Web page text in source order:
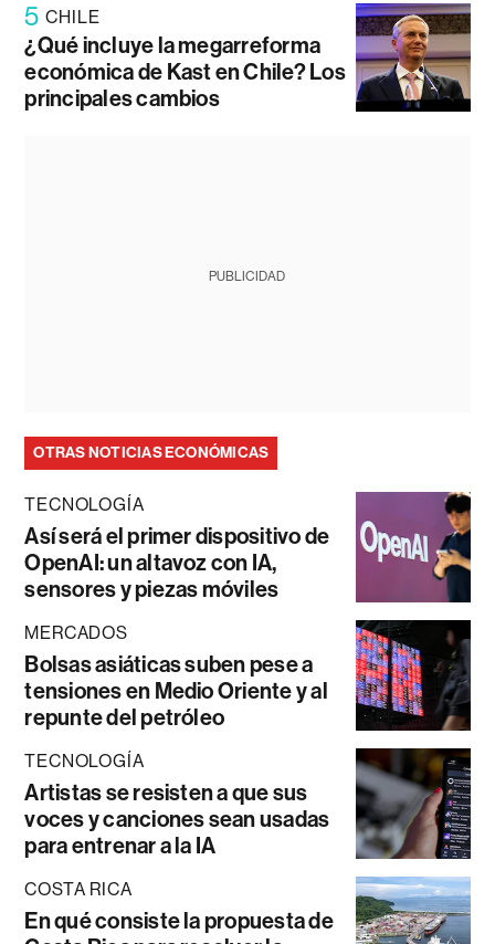
5 CHILE
¿Qué incluye la megarreforma
económica de Kast en Chile? Los
principales cambios
PUBLICIDAD
OTRAS NOTICIAS ECONÓMICAS
TECNOLOGÍA
Así será el primer dispositivo de
OpenAI: un altavoz con IA,
sensores y piezas móviles
MERCADOS
Bolsas asiáticas suben pese a
tensiones en Medio Oriente y al
repunte del petróleo
TECNOLOGÍA
Artistas se resisten a que sus
voces y canciones sean usadas
para entrenar a la IA
COSTA RICA
En qué consiste la propuesta de